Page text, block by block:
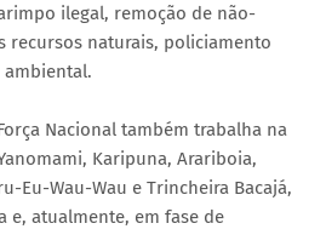
ilegal, remoção de não-
recursos naturais, policiamento
ambiental.
Nacional também trabalha na
Karipuna, Arariboia,
Eu-Wau-Wau e Trincheira Bacajá,
e, atualmente, em fase de